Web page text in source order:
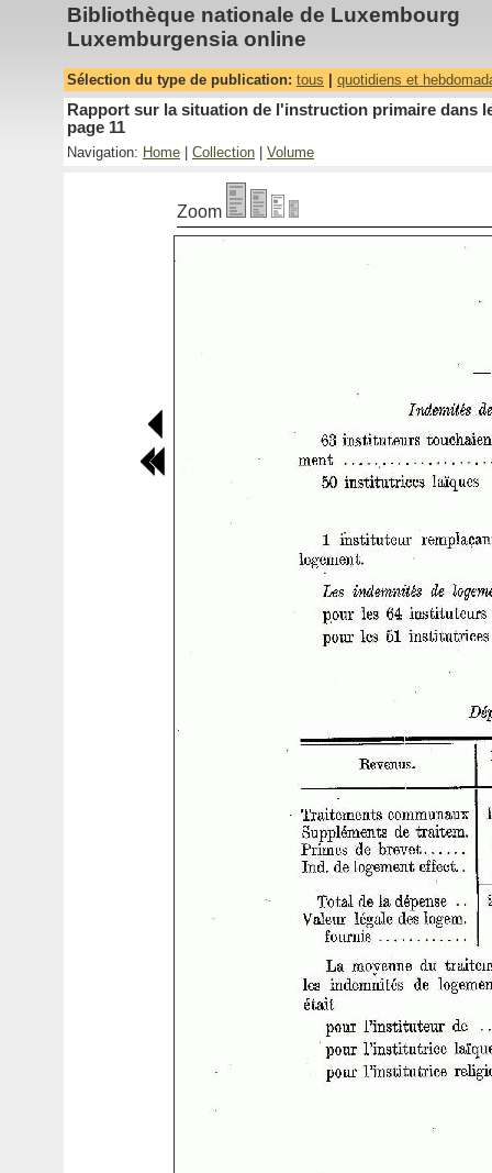
Bibliothèque nationale de Luxembourg
Luxemburgensia online
Sélection du type de publication: tous quotidiens et
Rapport sur la situation de l'instruction primaire dans
page 11
Navigation: Home Collection Volume
Zoom